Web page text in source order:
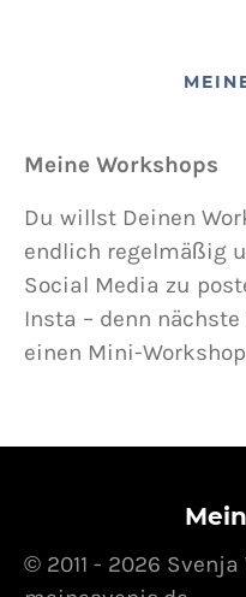
Meine Workshops
Du willst Deinen
endlich regelmäßig
Social Media zu
Insta – denn
einen Mini-
© 2011 - 2026